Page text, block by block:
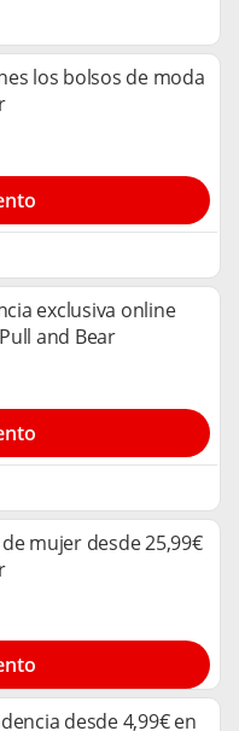
los bolsos de moda
exclusiva online
and Bear
mujer desde 25,99€
desde 4,99€ en